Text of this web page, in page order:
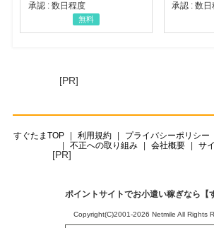
承認 : 数日程度
無料
承認 : 数日
[PR]
すぐたまTOP 利用規約 プライバシーポリシー
不正への取り組み
会社概要 サ
[PR]
ポイントサイトでお小遣い稼ぎなら【
Copyright(C)2001-2026 Netmile All Rights